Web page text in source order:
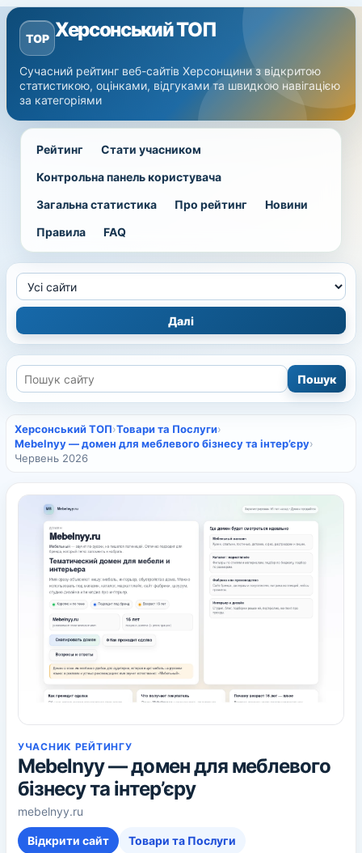
TOP Херсонський ТОП
Сучасний рейтинг веб-сайтів Херсонщини з відкритою
статистикою, оцінками, відгуками та швидкою навігацією
за категоріями
Рейтинг
Стати учасником
Контрольна панель користувача
Загальна статистика
Про рейтинг
Новини
Правила
FAQ
Херсонський ТОП›Товари та Послуги›
Mebelnyy — домен для меблевого бізнесу та інтер’єру›
Червень 2026
УЧАСНИК РЕЙТИНГУ
Mebelnyy — домен для меблевого
бізнесу та інтер’єру
mebelnyy.ru
Відкрити сайт Товари та Послуги